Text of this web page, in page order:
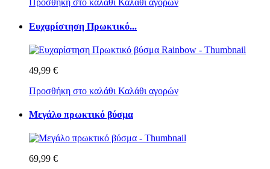
Προσθήκη στο καλάθι Καλάθι αγορών
Ευχαρίστηση Πρωκτικό...
49,99 €
Προσθήκη στο καλάθι Καλάθι αγορών
Μεγάλο πρωκτικό βύσμα
69,99 €